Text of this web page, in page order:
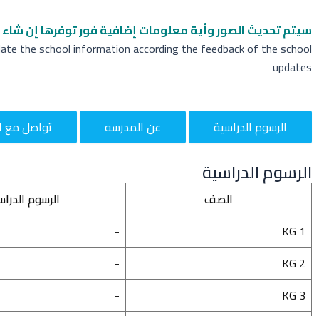
سيتم تحديث الصور وأية معلومات إضافيةفور توفرها إن شاء
the school information according the feedback of the school
updates
الرسوم الدراسية عن المدرسه تواصل مع
الرسوم الدراسية
الصف
الرسوم
KG 1
-
KG 2
-
KG 3
-